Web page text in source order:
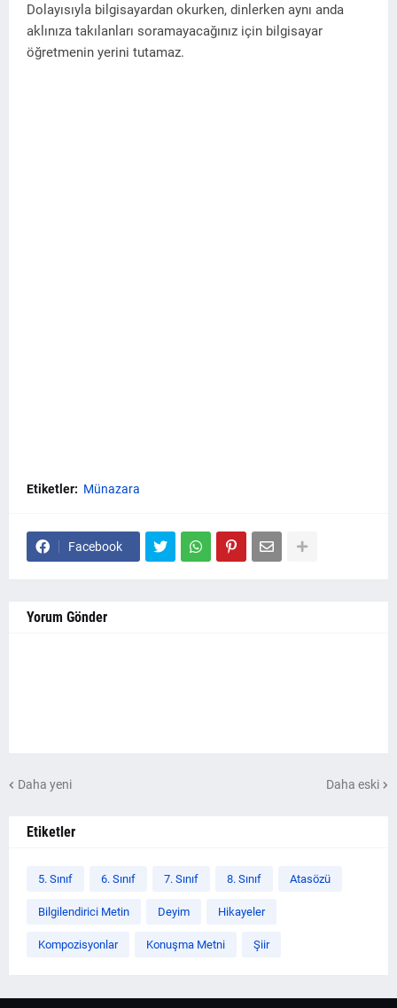
Dolayısıyla bilgisayardan okurken, dinlerken aynı anda
aklınıza takılanları soramayacağınız için bilgisayar
öğretmenin yerini tutamaz.
Etiketler: Münazara
Facebook
Yorum Gönder
Daha yeni Daha eski
Etiketler
5. Sınıf 6. Sınıf 7. Sınıf 8. Sınıf Atasözü
Bilgilendirici Metin Deyim Hikayeler
Kompozisyonlar Konuşma Metni Şiir